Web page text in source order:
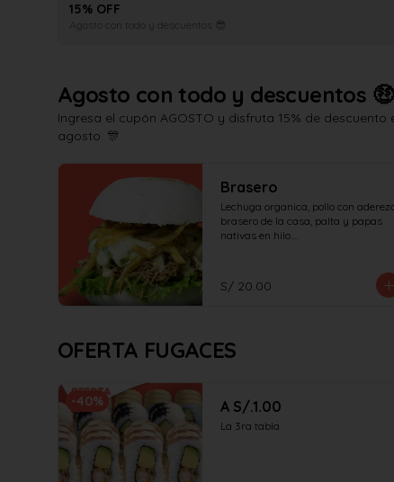
15% OFF
Agosto con todo y descuentos 😎
Agosto con todo y descuentos 🤑
Ingresa el cupón AGOSTO y disfruta 15% de
agosto. 🎊
Brasero
Lechuga organica, pollo con
brasero de la casa, palta y papas
nativas en hilo.
S/ 20.00
OFERTA FUGACES
-40% A S/.1.00
La 3ra tabla